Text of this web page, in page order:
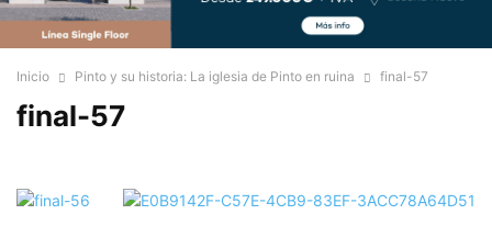
Inicio Pinto y su historia: La iglesia de Pinto en ruina final-57
final-57